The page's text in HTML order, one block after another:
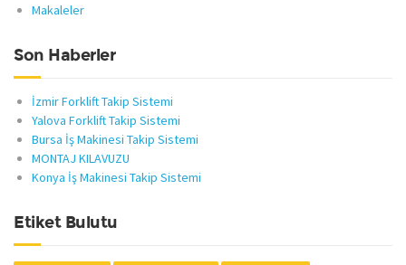
Makaleler
Son Haberler
İzmir Forklift Takip Sistemi
Yalova Forklift Takip Sistemi
Bursa İş Makinesi Takip Sistemi
MONTAJ KILAVUZU
Konya İş Makinesi Takip Sistemi
Etiket Bulutu